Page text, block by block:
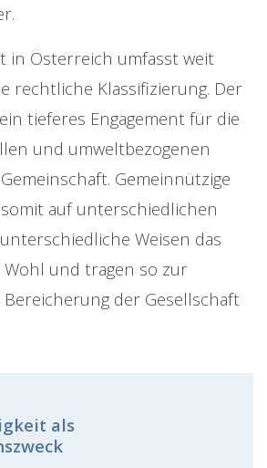
in Österreich umfasst weit
rechtliche Klassifizierung. Der
tieferes Engagement für die
und umweltbezogenen
Gemeinnützige
auf unterschiedlichen
Weisen das
und tragen so zur
der Gesellschaft
als